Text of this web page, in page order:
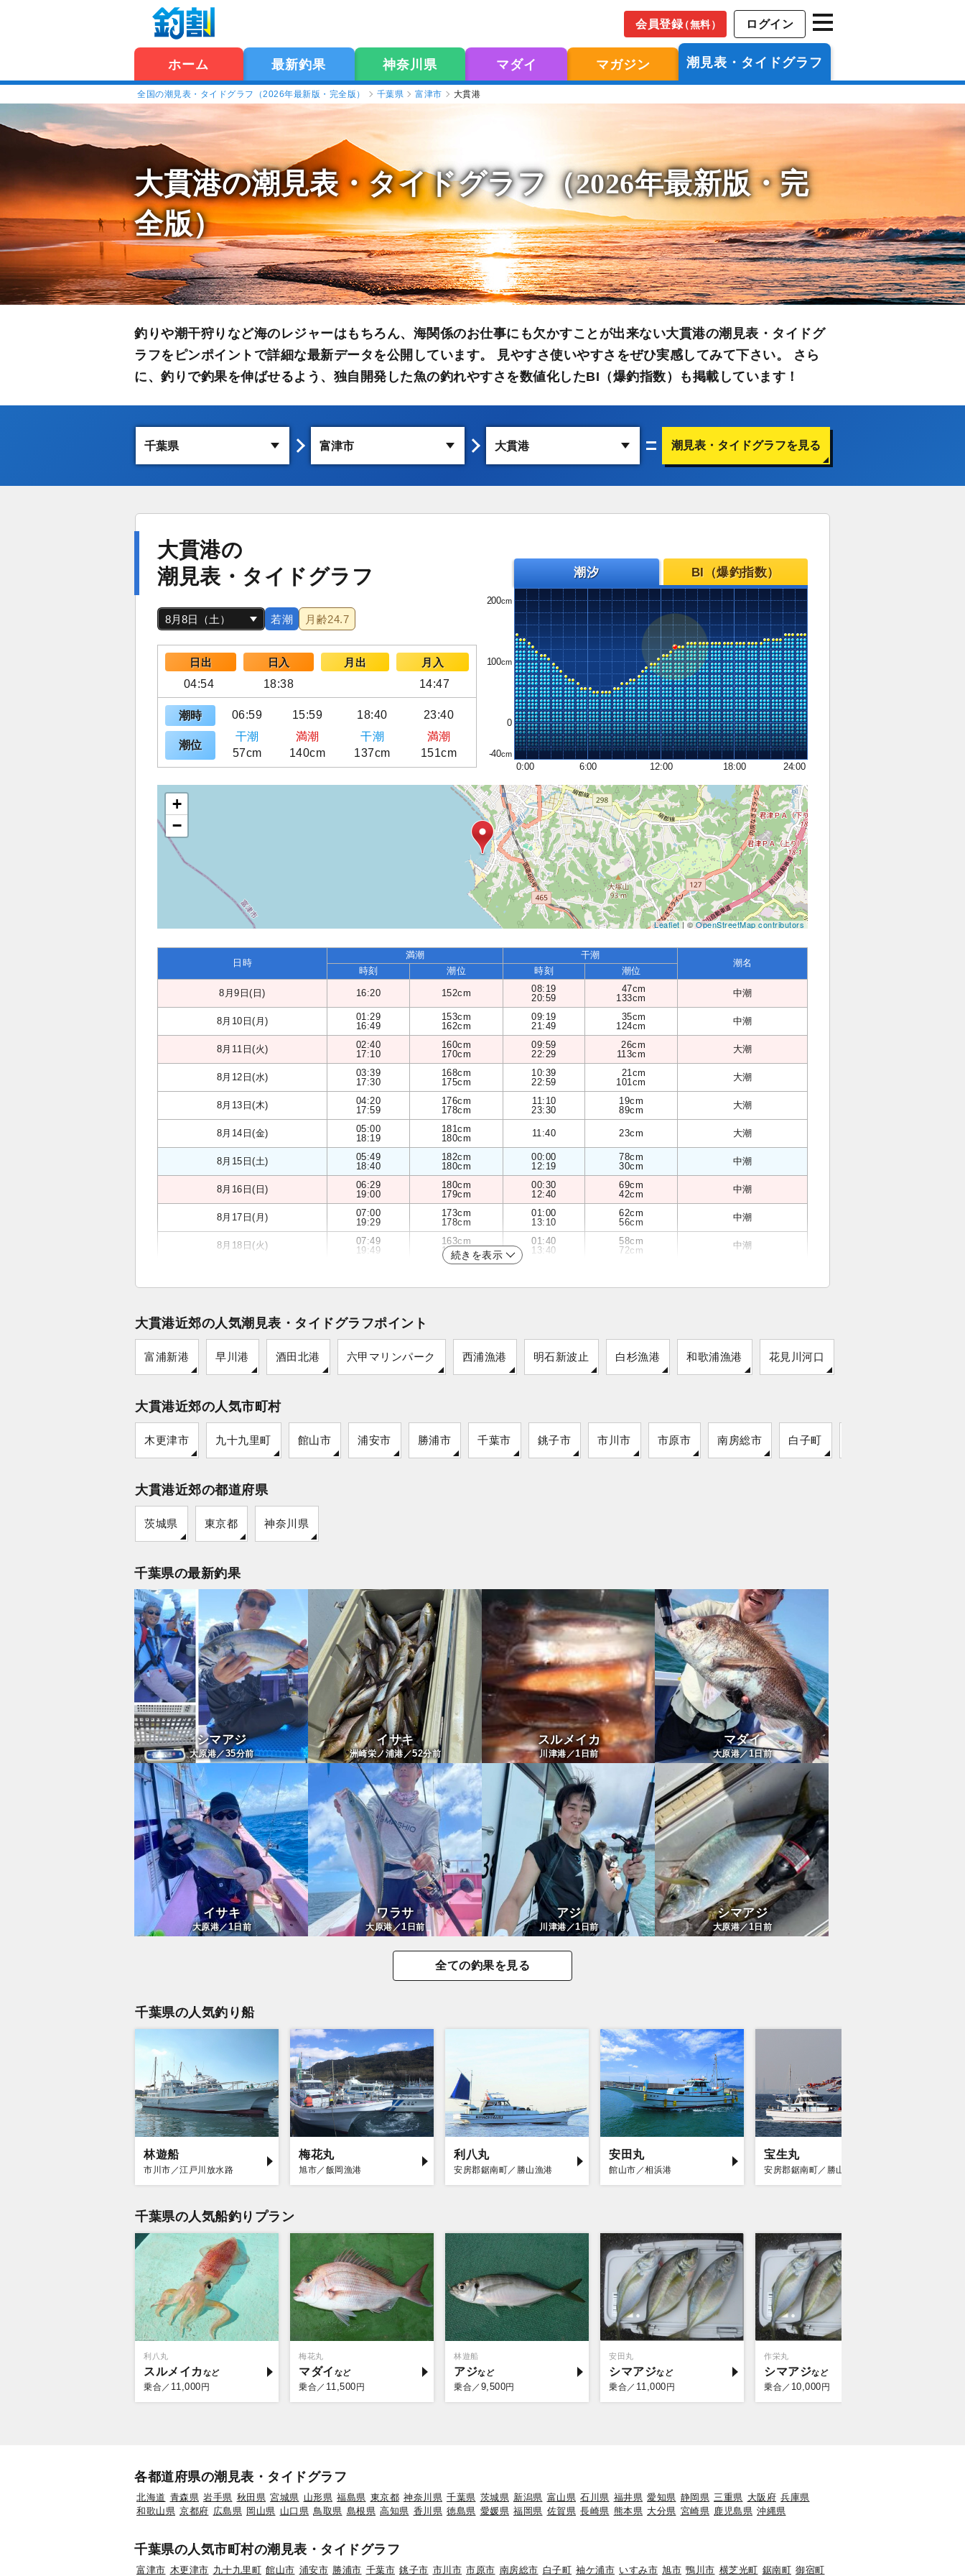
会員登録（無料） ログイン
ホーム 最新釣果 神奈川県 マダイ マガジン 潮見表・タイドグラフ
全国の潮見表・タイドグラフ（2026年最新版・完全版） 千葉県 富津市 大貫港
大貫港の潮見表・タイドグラフ（2026年最新版・完
全版）
釣りや潮干狩りなど海のレジャーはもちろん、海関係のお仕事にも欠かすことが出来ない大貫港の潮見表・タイドグ
ラフをピンポイントで詳細な最新データを公開しています。 見やすさ使いやすさをぜひ実感してみて下さい。 さら
に、釣りで釣果を伸ばせるよう、独自開発した魚の釣れやすさを数値化したBI（爆釣指数）も掲載しています！
潮見表・タイドグラフを見る
大貫港の
潮見表・タイドグラフ
若潮 月齢24.7
日出 日入 月出
月入
04:54
18:38 14:47
潮時 06:59 15:59 18:40 23:40
潮位
干潮 満潮 干潮
満潮
57cm
140cm 137cm 151cm
潮汐 BI（爆釣指数）
200
100
0
-40
0:00
6:00 12:00 18:00 24:00
+
−
Leaflet| ©OpenStreetMap contributors
日時
満潮 干潮
潮名
時刻 潮位 時刻 潮位
8月9日(日) 16:20 152cm
08:19
20:59
47cm
133cm
中潮
8月10日(月)
01:29
16:49
153cm
162cm
09:19
21:49
35cm
124cm
中潮
8月11日(火)
02:40
17:10
160cm
170cm
09:59
22:29
26cm
113cm
大潮
8月12日(水)
03:39
17:30
168cm
175cm
10:39
22:59
21cm
101cm
大潮
8月13日(木)
04:20
17:59
176cm
178cm
11:10
23:30
19cm
89cm
大潮
8月14日(金)
05:00
18:19
181cm
180cm
11:40 23cm 大潮
8月15日(土)
05:49
18:40
182cm
180cm
00:00
12:19
78cm
30cm
中潮
8月16日(日)
06:29
19:00
180cm
179cm
00:30
12:40
69cm
42cm
中潮
8月17日(月)
07:00
19:29
173cm
178cm
01:00
13:10
62cm
56cm
中潮
8月18日(火)
07:49
19:49
163cm
175cm
01:40
13:40
58cm
72cm
中潮
続きを表示
大貫港近郊の人気潮見表・タイドグラフポイント
富浦新港 早川港 酒田北港 六甲マリンパーク 西浦漁港 明石新波止 白杉漁港 和歌浦漁港 花見川河口
大貫港近郊の人気市町村
木更津市 九十九里町 館山市 浦安市 勝浦市 千葉市 銚子市 市川市 市原市 南房総市 白子町
大貫港近郊の都道府県
茨城県 東京都 神奈川県
千葉県の最新釣果
シマアジ
大原港／35分前
イサキ
洲崎栄ノ浦港／52分前
スルメイカ
川津港／1 日前
マダイ
大原港／1日前
イサキ
大原港／1日前
ワラサ
大原港／1 日前
アジ
川津港／1 日前
シマアジ
大原港／1日前
全ての釣果を見る
千葉県の人気釣り船
林遊船
市川市／江戸川放水路
梅花丸
旭市／飯岡漁港
利八丸
安房郡鋸南町／勝山漁港
安田丸
館山市／相浜港
宝生丸
安房郡鋸南町／勝山漁港
千葉県の人気船釣りプラン
利八丸
スルメイカ
乗合／ 11,000 円
梅花丸
マダイ
乗合／ 11,500 円
林遊船
アジ
乗合／ 9,500円
安田丸
シマアジ
乗合／ 11,000 円
作栄丸
シマアジ
乗合／ 10,000 円
各都道府県の潮見表・タイドグラフ
北海道 青森県 岩手県 秋田県 宮城県 山形県 福島県 東京都 神奈川県 千葉県 茨城県 新潟県 富山県 石川県 福井県 愛知県 静岡県 三重県 大阪府 兵庫県
和歌山県 京都府 広島県 岡山県 山口県 鳥取県 島根県 高知県 香川県 徳島県 愛媛県 福岡県 佐賀県 長崎県 熊本県 大分県 宮崎県 鹿児島県 沖縄県
千葉県の人気市町村の潮見表・タイドグラフ
富津市 木更津市 九十九里町 館山市 浦安市 勝浦市 千葉市 銚子市 市川市 市原市 南房総市 白子町 袖ケ浦市 いすみ市 旭市 鴨川市 横芝光町 鋸南町 御宿町